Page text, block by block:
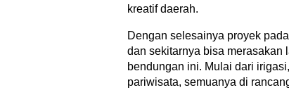
kreatif daerah.
Dengan selesainya proyek
dan sekitarnya bisa merasakan
bendungan ini. Mulai dari
pariwisata, semuanya di